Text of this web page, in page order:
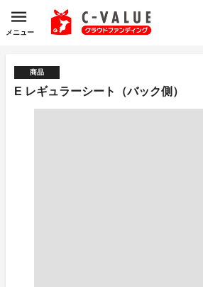
メニュー
商品
E レギュラーシート（バック側）